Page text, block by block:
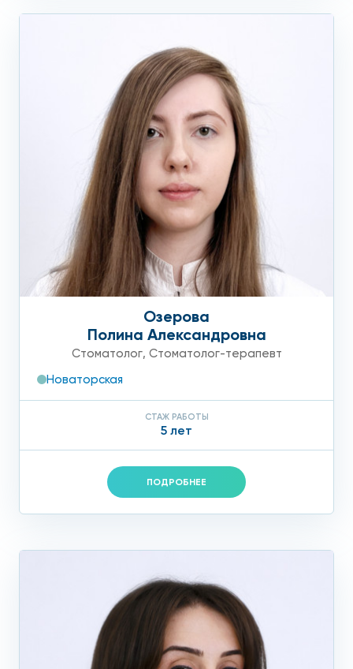
Озерова
Полина Александровна
Стоматолог, Стоматолог-терапевт
Новаторская
СТАЖ РАБОТЫ
5 лет
ПОДРОБНЕЕ